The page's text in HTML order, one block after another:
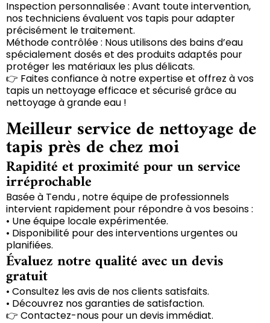
Inspection personnalisée : Avant toute intervention,
nos techniciens évaluent vos tapis pour adapter
précisément le traitement.
Méthode contrôlée : Nous utilisons des bains d’eau
spécialement dosés et des produits adaptés pour
protéger les matériaux les plus délicats.
👉 Faites confiance à notre expertise et offrez à vos
tapis un nettoyage efficace et sécurisé grâce au
nettoyage à grande eau !
Meilleur service de nettoyage de
tapis près de chez moi
Rapidité et proximité pour un service
irréprochable
Basée à Tendu , notre équipe de professionnels
intervient rapidement pour répondre à vos besoins :
• Une équipe locale expérimentée.
• Disponibilité pour des interventions urgentes ou
planifiées.
Évaluez notre qualité avec un devis
gratuit
• Consultez les avis de nos clients satisfaits.
• Découvrez nos garanties de satisfaction.
👉 Contactez-nous pour un devis immédiat.